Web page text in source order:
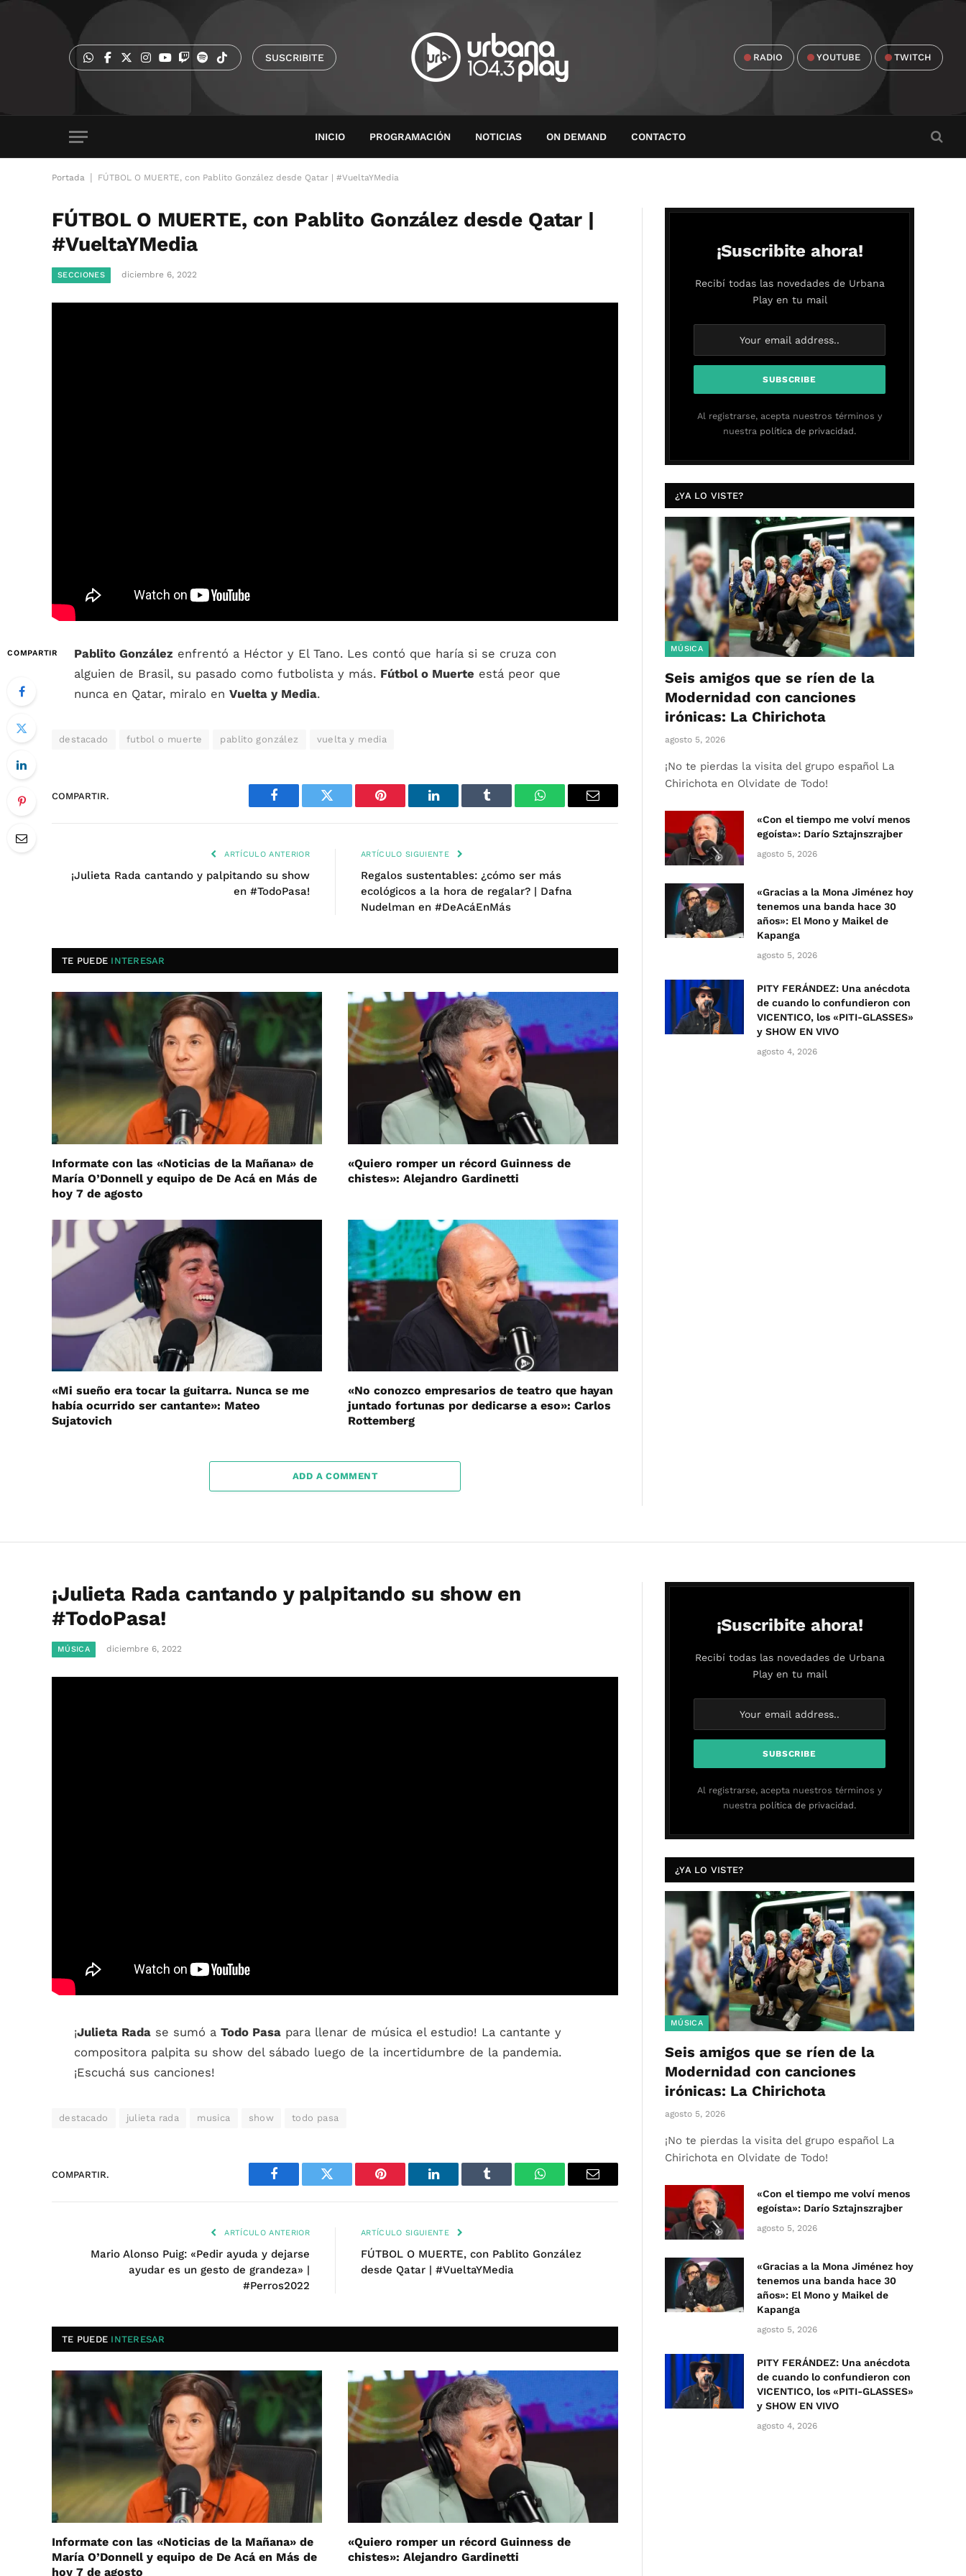
SUSCRIBITE RADIO YOUTUBE TWITCH
INICIO PROGRAMACIÓN NOTICIAS ON DEMAND CONTACTO
Portada FÚTBOL O MUERTE, con Pablito González desde Qatar | #VueltaYMedia
FÚTBOL O MUERTE, con Pablito González desde Qatar |
#VueltaYMedia
SECCIONES diciembre 6, 2022
COMPARTIR Pablito González enfrentó a Héctor y El Tano. Les contó que haría si se cruza con
alguien de Brasil, su pasado como futbolista y más. Fútbol o Muerte está peor que
nunca en Qatar, miralo en Vuelta y Media.
destacado futbol o muerte pablito gonzález vuelta y media
COMPARTIR.
Facebook Twitter Pinterest LinkedIn Tumblr WhatsAppEmail
ARTÍCULO ANTERIOR
¡Julieta Rada cantando y palpitando su show
en #TodoPasa!
ARTÍCULO SIGUIENTE
Regalos sustentables: ¿cómo ser más
ecológicos a la hora de regalar? | Dafna
Nudelman en #DeAcáEnMás
TE PUEDE INTERESAR
Informate con las «Noticias de la Mañana» de
María O’Donnell y equipo de De Acá en Más de
hoy 7 de agosto
«Quiero romper un récord Guinness de
chistes»: Alejandro Gardinetti
«Mi sueño era tocar la guitarra. Nunca se me
había ocurrido ser cantante»: Mateo
Sujatovich
«No conozco empresarios de teatro que hayan
juntado fortunas por dedicarse a eso»: Carlos
Rottemberg
ADD A COMMENT
¡Suscribite ahora!
Recibí todas las novedades de Urbana
Play en tu mail
Al registrarse, acepta nuestros términos y
nuestra política de privacidad.
¿YA LO VISTE?
MÚSICA
Seis amigos que se ríen de la
Modernidad con canciones
irónicas: La Chirichota
agosto 5, 2026
¡No te pierdas la visita del grupo español La
Chirichota en Olvidate de Todo!
«Con el tiempo me volví menos
egoísta»: Darío Sztajnszrajber
agosto 5, 2026
«Gracias a la Mona Jiménez hoy
tenemos una banda hace 30
años»: El Mono y Maikel de
Kapanga
agosto 5, 2026
PITY FERÁNDEZ: Una anécdota
de cuando lo confundieron con
VICENTICO, los «PITI-GLASSES»
y SHOW EN VIVO
agosto 4, 2026
¡Julieta Rada cantando y palpitando su show en
#TodoPasa!
MÚSICA diciembre 6, 2022
¡Julieta Rada se sumó a Todo Pasa para llenar de música el estudio! La cantante y
compositora palpita su show del sábado luego de la incertidumbre de la pandemia.
¡Escuchá sus canciones!
destacado julieta rada musica show todo pasa
COMPARTIR.
Facebook Twitter Pinterest LinkedIn Tumblr WhatsAppEmail
ARTÍCULO ANTERIOR
Mario Alonso Puig: «Pedir ayuda y dejarse
ayudar es un gesto de grandeza» |
#Perros2022
ARTÍCULO SIGUIENTE
FÚTBOL O MUERTE, con Pablito González
desde Qatar | #VueltaYMedia
TE PUEDE INTERESAR
Informate con las «Noticias de la Mañana» de
María O’Donnell y equipo de De Acá en Más de
hoy 7 de agosto
«Quiero romper un récord Guinness de
chistes»: Alejandro Gardinetti
¡Suscribite ahora!
Recibí todas las novedades de Urbana
Play en tu mail
Al registrarse, acepta nuestros términos y
nuestra política de privacidad.
¿YA LO VISTE?
MÚSICA
Seis amigos que se ríen de la
Modernidad con canciones
irónicas: La Chirichota
agosto 5, 2026
¡No te pierdas la visita del grupo español La
Chirichota en Olvidate de Todo!
«Con el tiempo me volví menos
egoísta»: Darío Sztajnszrajber
agosto 5, 2026
«Gracias a la Mona Jiménez hoy
tenemos una banda hace 30
años»: El Mono y Maikel de
Kapanga
agosto 5, 2026
PITY FERÁNDEZ: Una anécdota
de cuando lo confundieron con
VICENTICO, los «PITI-GLASSES»
y SHOW EN VIVO
agosto 4, 2026